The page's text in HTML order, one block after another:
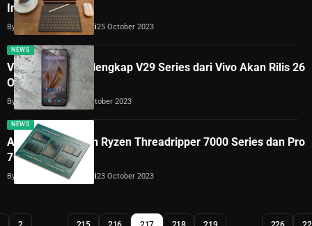
Indonesia
By Dimas Galih Windudjati25 October 2023
NEWS
Vivo V29e 5G, Pelengkap V29 Series dari Vivo Akan Rilis 26
Oktober 2023
ByRedaksi Hyperbit 23 October 2023
NEWS
AMD Perkenalkan Ryzen Threadripper 7000 Series dan Pro
7000 WX Series
By Dimas Galih Windudjati23 October 2023